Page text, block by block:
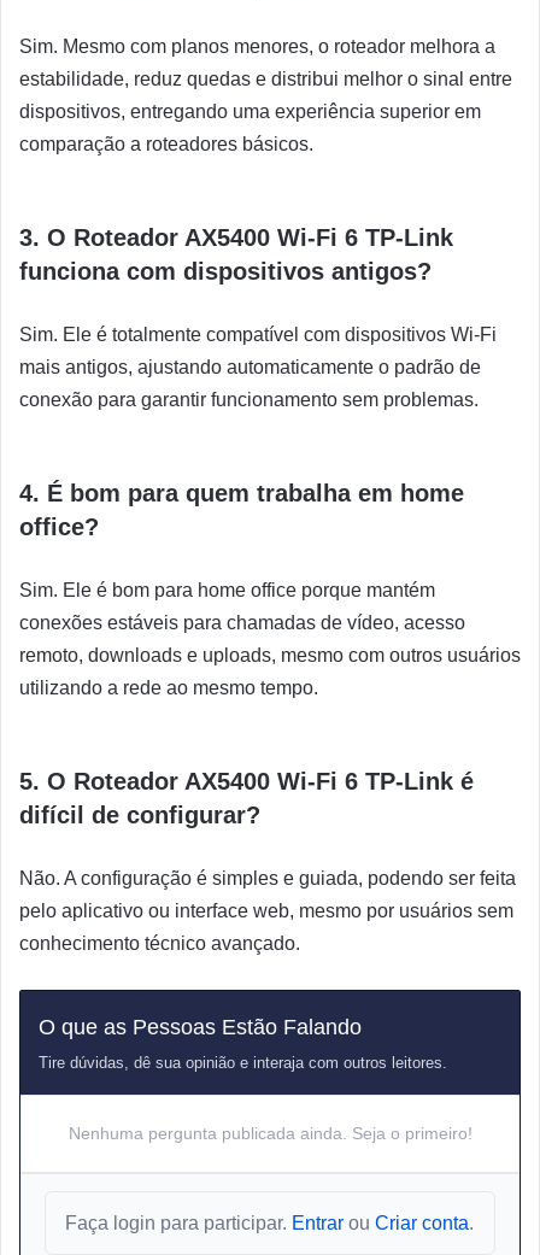
Sim. Mesmo com planos menores, o roteador melhora a
estabilidade, reduz quedas e distribui melhor o sinal entre
dispositivos, entregando uma experiência superior em
comparação a roteadores básicos.
3. O Roteador AX5400 Wi-Fi 6 TP-Link
funciona com dispositivos antigos?
Sim. Ele é totalmente compatível com dispositivos Wi-Fi
mais antigos, ajustando automaticamente o padrão de
conexão para garantir funcionamento sem problemas.
4. É bom para quem trabalha em home
office?
Sim. Ele é bom para home office porque mantém
conexões estáveis para chamadas de vídeo, acesso
remoto, downloads e uploads, mesmo com outros usuários
utilizando a rede ao mesmo tempo.
5. O Roteador AX5400 Wi-Fi 6 TP-Link é
difícil de configurar?
Não. A configuração é simples e guiada, podendo ser feita
pelo aplicativo ou interface web, mesmo por usuários sem
conhecimento técnico avançado.
O que as Pessoas Estão Falando
Tire dúvidas, dê sua opinião e interaja com outros leitores.
Nenhuma pergunta publicada ainda. Seja o primeiro!
Faça login para participar. Entrar ou Criar conta.